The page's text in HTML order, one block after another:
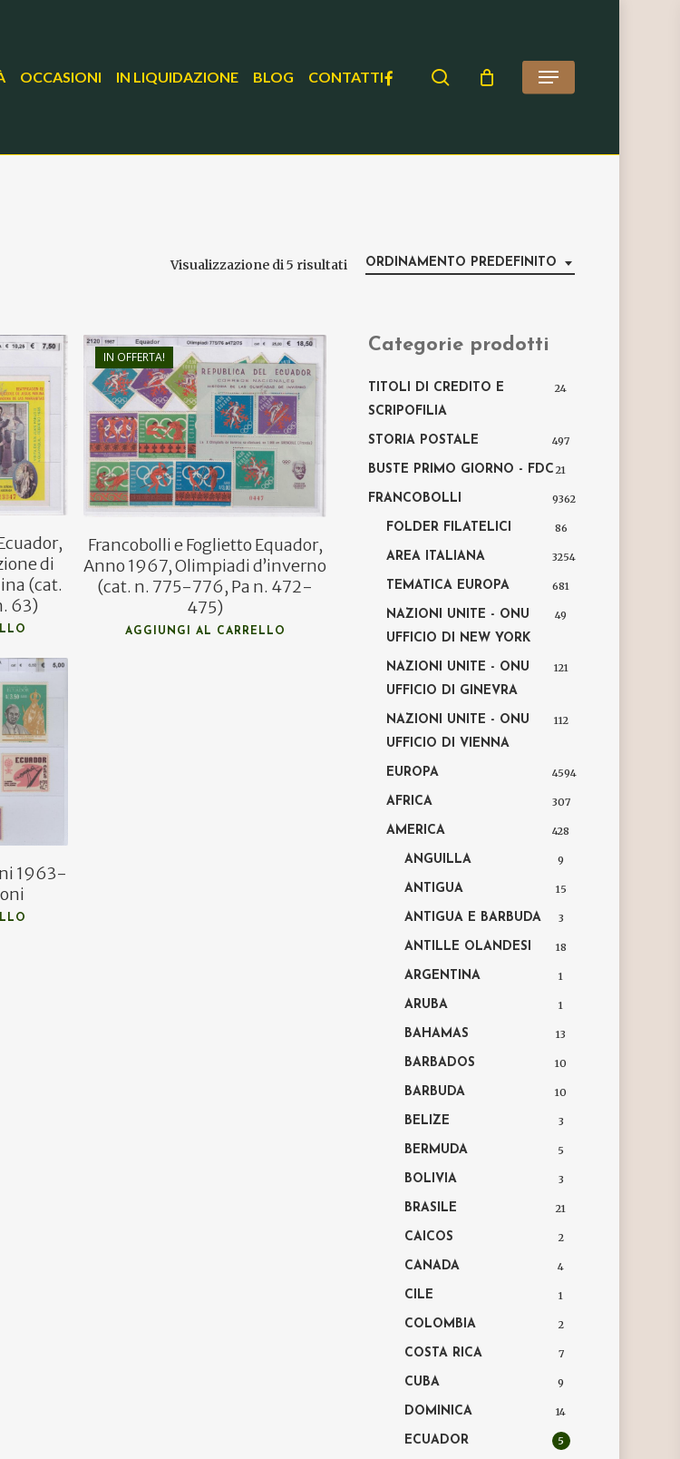
OCCASIONI IN LIQUIDAZIONE BLOG CONTATTIFACEBOOK search Menu
ORDINAMENTO PREDEFINITO
Visualizzazione di 5 risultati
di
(cat.
63)
IN OFFERTA!
€25,00
€12,50
Francobolli e Foglietto Equador,
Anno 1967, Olimpiadi d’inverno
(cat. n. 775-776, Pa n. 472-
475)
AGGIUNGI AL CARRELLO
1963-
Categorie prodotti
TITOLI DI CREDITO E
SCRIPOFILIA
24
STORIA POSTALE 497
BUSTE PRIMO GIORNO - FDC 21
FRANCOBOLLI 9362
FOLDER FILATELICI 86
AREA ITALIANA 3254
TEMATICA EUROPA 681
NAZIONI UNITE - ONU
UFFICIO DI NEW YORK
49
NAZIONI UNITE - ONU
UFFICIO DI GINEVRA
121
NAZIONI UNITE - ONU
UFFICIO DI VIENNA
112
EUROPA 4594
AFRICA 307
AMERICA 428
ANGUILLA 9
ANTIGUA 15
ANTIGUA E BARBUDA 3
ANTILLE OLANDESI 18
ARGENTINA 1
ARUBA 1
BAHAMAS 13
BARBADOS 10
BARBUDA 10
BELIZE 3
BERMUDA 5
BOLIVIA 3
BRASILE 21
CAICOS 2
CANADA 4
CILE 1
COLOMBIA 2
COSTA RICA 7
CUBA 9
DOMINICA 14
ECUADOR 5